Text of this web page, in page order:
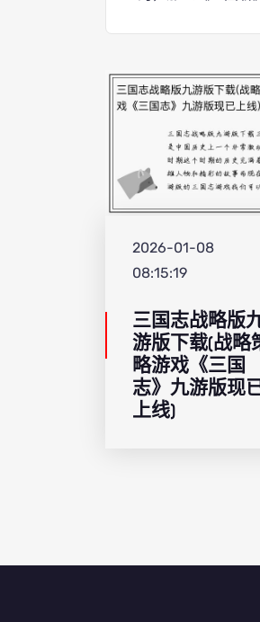
2026-01-08
08:15:19
三国志战略版
游版下载(战略
略游戏《三国
志》九游版现
上线)